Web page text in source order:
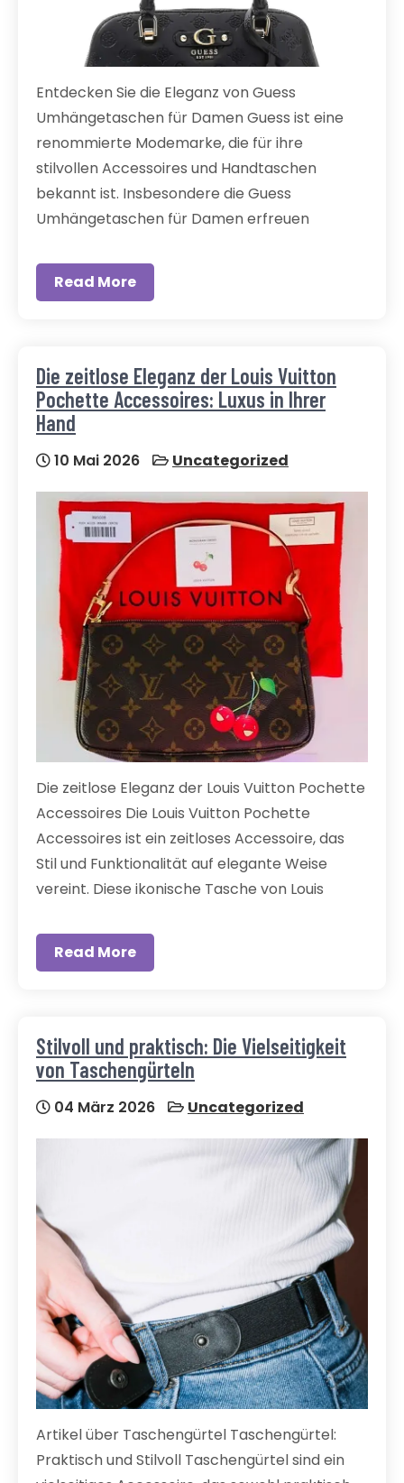
Entdecken Sie die Eleganz von Guess
Umhängetaschen für Damen Guess ist eine
renommierte Modemarke, die für ihre
stilvollen Accessoires und Handtaschen
bekannt ist. Insbesondere die Guess
Umhängetaschen für Damen erfreuen
Read More
Die zeitlose Eleganz der Louis Vuitton
Pochette Accessoires: Luxus in Ihrer
Hand
10 Mai 2026 Uncategorized
Die zeitlose Eleganz der Louis Vuitton Pochette
Accessoires Die Louis Vuitton Pochette
Accessoires ist ein zeitloses Accessoire, das
Stil und Funktionalität auf elegante Weise
vereint. Diese ikonische Tasche von Louis
Read More
Stilvoll und praktisch: Die Vielseitigkeit
von Taschengürteln
04 März 2026 Uncategorized
Artikel über Taschengürtel Taschengürtel:
Praktisch und Stilvoll Taschengürtel sind ein